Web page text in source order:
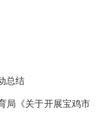
总结
局《关于开展宝鸡市